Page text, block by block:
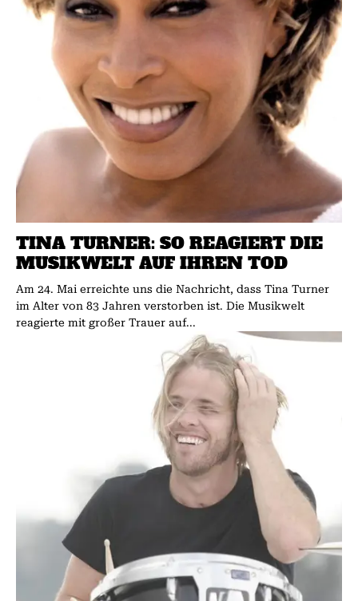
TINA TURNER: SO REAGIERT DIE
MUSIKWELT AUF IHREN TOD
Am 24. Mai erreichte uns die Nachricht, dass Tina Turner
im Alter von 83 Jahren verstorben ist. Die Musikwelt
reagierte mit großer Trauer auf...